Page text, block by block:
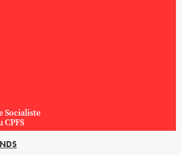
Socialiste
CPFS